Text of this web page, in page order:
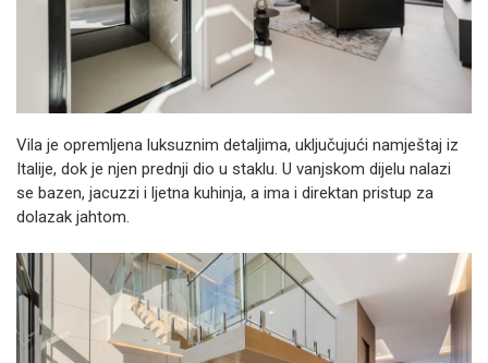
Vila je opremljena luksuznim detaljima, uključujući namještaj iz
Italije, dok je njen prednji dio u staklu. U vanjskom dijelu nalazi
se bazen, jacuzzi i ljetna kuhinja, a ima i direktan pristup za
dolazak jahtom.